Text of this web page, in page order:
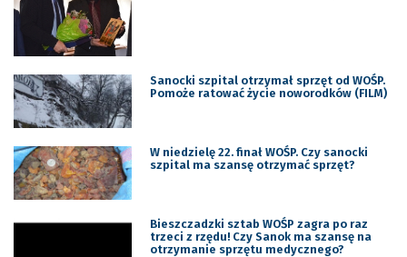
Sanocki szpital otrzymał sprzęt od WOŚP.
Pomoże ratować życie noworodków (FILM)
W niedzielę 22. finał WOŚP. Czy sanocki
szpital ma szansę otrzymać sprzęt?
Bieszczadzki sztab WOŚP zagra po raz
trzeci z rzędu! Czy Sanok ma szansę na
otrzymanie sprzętu medycznego?